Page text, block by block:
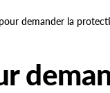
demander la